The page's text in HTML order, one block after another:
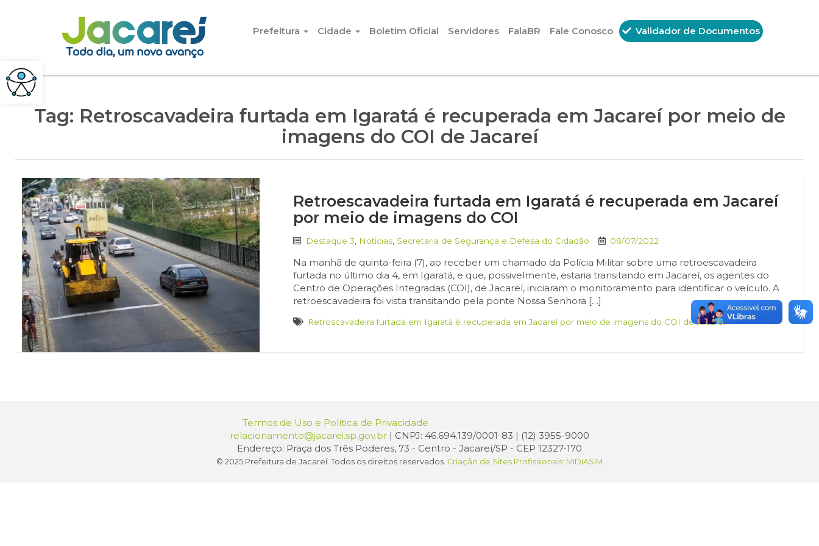
Pular para o conteúdo
Prefeitura
Cidade Boletim Oficial Servidores FalaBR Fale Conosco Validador de Documentos
Tag: Retroscavadeira furtada em Igaratá é recuperada em Jacareí por meio de
imagens do COI de Jacareí
Retroescavadeira furtada em Igaratá é recuperada em Jacareí
por meio de imagens do COI
Destaque 3 Notícias Secretaria de Segurança e Defesa do Cidadão 08/07/2022
Na manhã de quinta-feira (7), ao receber um chamado da Polícia Militar sobre uma retroescavadeira
furtada no último dia 4, em Igaratá, e que, possivelmente, estaria transitando em Jacareí, os agentes do
Centro de Operações Integradas (COI), de Jacareí, iniciaram o monitoramento para identificar o veículo. A
retroescavadeira foi vista transitando pela ponte Nossa Senhora […]
Retroscavadeira furtada em Igaratá é recuperada em Jacareí por meio de imagens do COI de Jacareí
Termos de Uso e Política de Privacidade
relacionamento@jacarei.sp.gov.br | CNPJ: 46.694.139/0001-83 | (12) 3955-9000
Endereço: Praça dos Três Poderes, 73 - Centro - Jacareí/SP - CEP 12327-170
© 2025 Prefeitura de Jacareí. Todos os direitos reservados. Criação de Sites Profissionais: MIDIASIM